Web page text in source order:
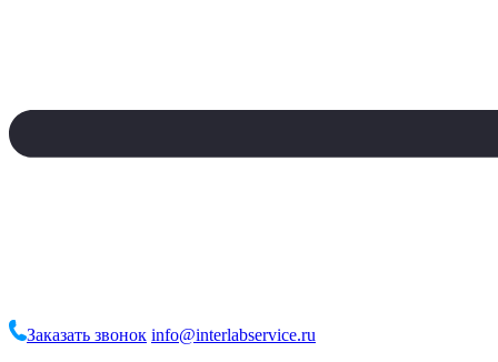
Заказать звонок info@interlabservice.ru